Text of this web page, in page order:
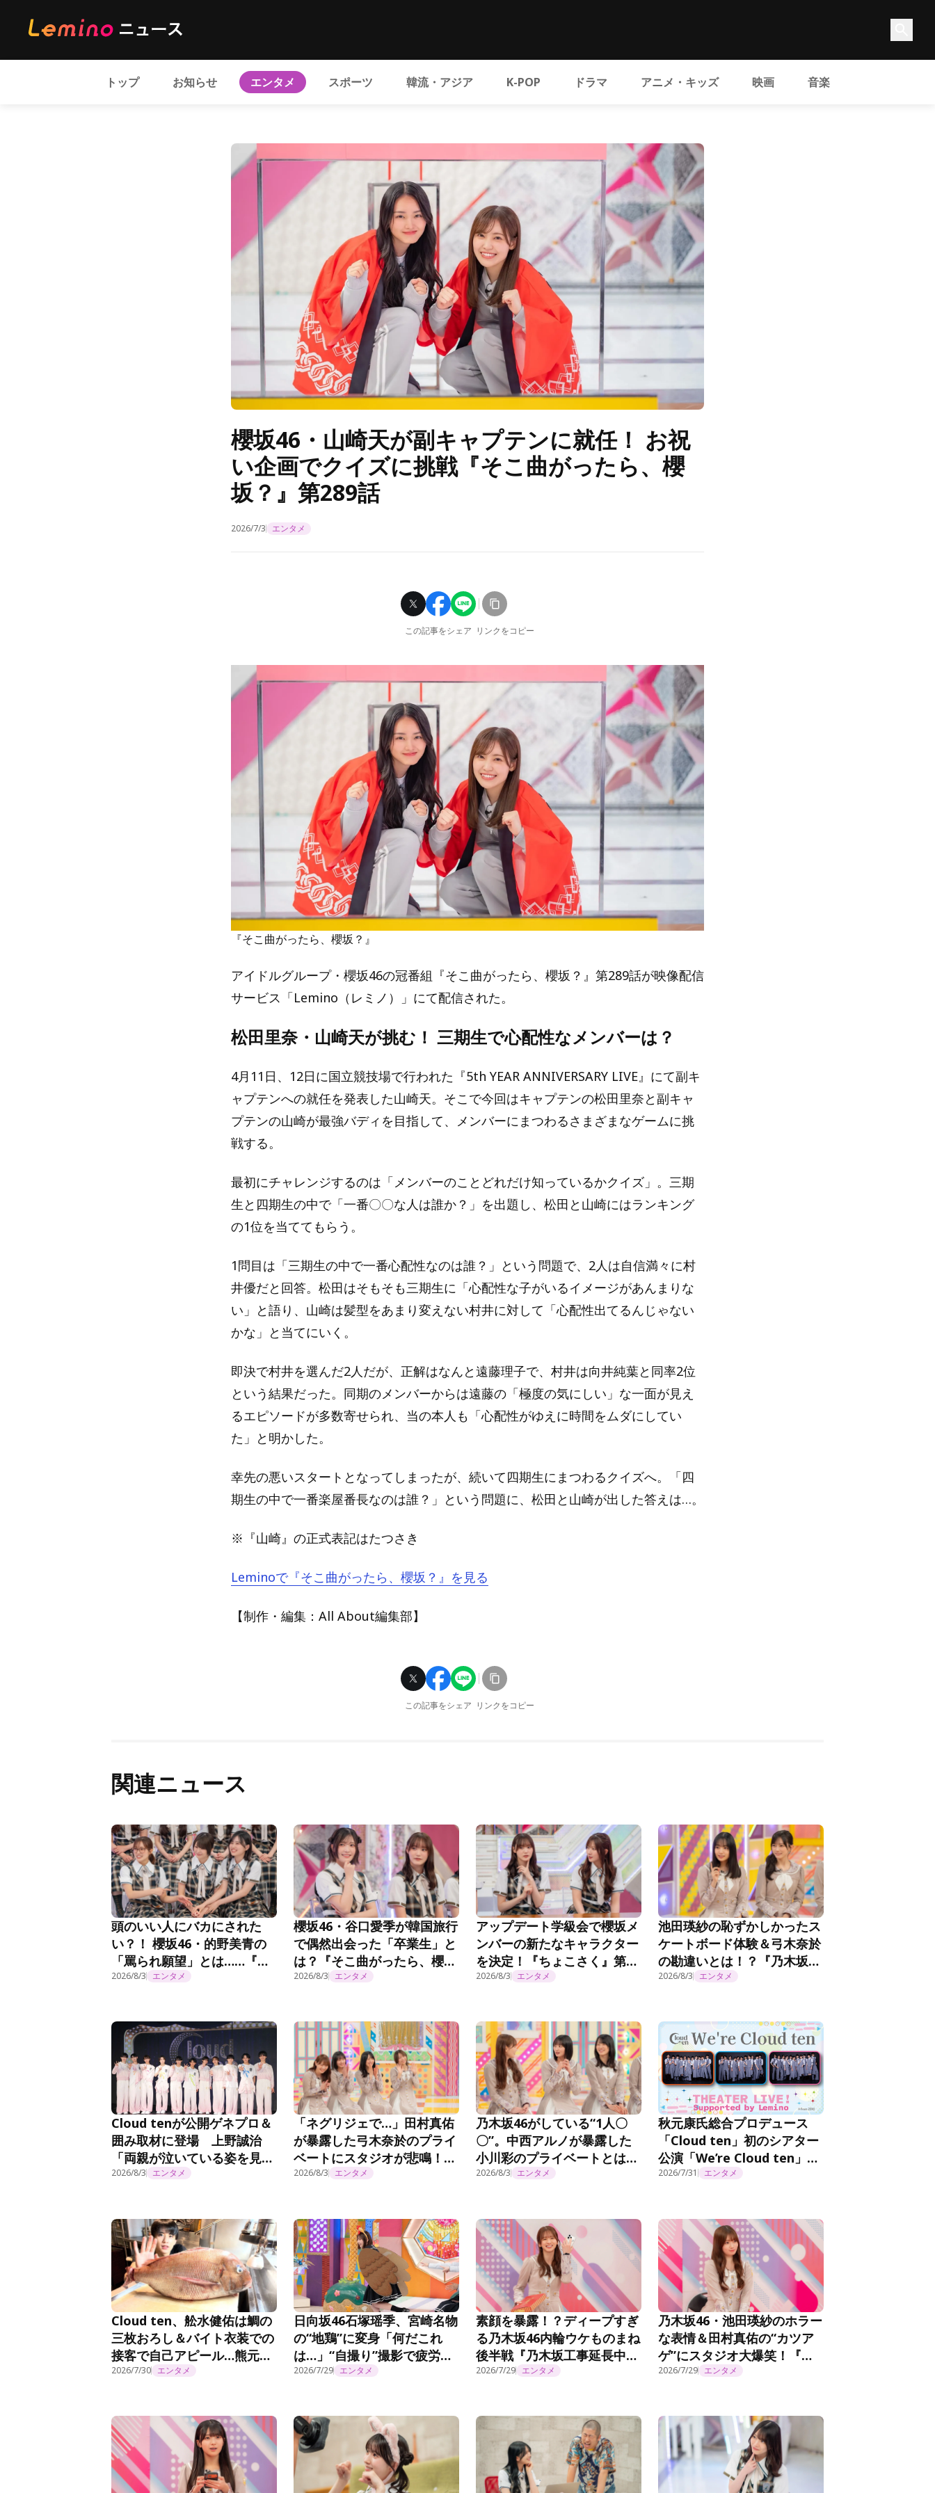
トップ お知らせ エンタメ スポーツ 韓流・アジア K-POP ドラマ アニメ・キッズ 映画 音楽
櫻坂46・山崎天が副キャプテンに就任！ お祝
い企画でクイズに挑戦『そこ曲がったら、櫻
坂？』第289話
2026/7/3 エンタメ
この記事をシェア リンクをコピー
『そこ曲がったら、櫻坂？』
アイドルグループ・櫻坂46の冠番組『そこ曲がったら、櫻坂？』第289話が映像配信
サービス「Lemino（レミノ）」にて配信された。
松田里奈・山崎天が挑む！ 三期生で心配性なメンバーは？
4月11日、12日に国立競技場で行われた『5th YEAR ANNIVERSARY LIVE』にて副キ
ャプテンへの就任を発表した山崎天。そこで今回はキャプテンの松田里奈と副キャ
プテンの山崎が最強バディを目指して、メンバーにまつわるさまざまなゲームに挑
戦する。
最初にチャレンジするのは「メンバーのことどれだけ知っているかクイズ」。三期
生と四期生の中で「一番〇〇な人は誰か？」を出題し、松田と山崎にはランキング
の1位を当ててもらう。
1問目は「三期生の中で一番心配性なのは誰？」という問題で、2人は自信満々に村
井優だと回答。松田はそもそも三期生に「心配性な子がいるイメージがあんまりな
い」と語り、山崎は髪型をあまり変えない村井に対して「心配性出てるんじゃない
かな」と当てにいく。
即決で村井を選んだ2人だが、正解はなんと遠藤理子で、村井は向井純葉と同率2位
という結果だった。同期のメンバーからは遠藤の「極度の気にしい」な一面が見え
るエピソードが多数寄せられ、当の本人も「心配性がゆえに時間をムダにしてい
た」と明かした。
幸先の悪いスタートとなってしまったが、続いて四期生にまつわるクイズへ。「四
期生の中で一番楽屋番長なのは誰？」という問題に、松田と山崎が出した答えは…。
※『山崎』の正式表記はたつさき
Leminoで『そこ曲がったら、櫻坂？』を見る
【制作・編集：All About編集部】
この記事をシェア リンクをコピー
関連ニュース
頭のいい人にバカにされた
い？！ 櫻坂46・的野美青の
「罵られ願望」とは……『そ
こ曲がったら、櫻坂？』第
2026/8/3 エンタメ
櫻坂46・谷口愛季が韓国旅行
で偶然出会った「卒業生」と
は？『そこ曲がったら、櫻
坂？』第294話
2026/8/3 エンタメ
アップデート学級会で櫻坂メ
ンバーの新たなキャラクター
を決定！『ちょこさく』第
294話
2026/8/3 エンタメ
池田瑛紗の恥ずかしかったス
ケートボード体験＆弓木奈於
の勘違いとは！？『乃木坂工
事延長中』#570
2026/8/3 エンタメ
Cloud tenが公開ゲネプロ＆
囲み取材に登場 上野誠治
「両親が泣いている姿を見た
ら感極まってしまいました」
2026/8/3 エンタメ
「ネグリジェで…」田村真佑
が暴露した弓木奈於のプライ
ベートにスタジオが悲鳴！？
『乃木坂工事延長中』#570
2026/8/3 エンタメ
乃木坂46がしている“1人〇
〇”。中西アルノが暴露した
小川彩のプライベートとは…
『乃木坂工事延長中』#570
2026/8/3 エンタメ
秋元康氏総合プロデュース
「Cloud ten」初のシアター
公演「We’re Cloud ten」を
Leminoプレミアムで独占見
2026/7/31 エンタメ
Cloud ten、舩水健佑は鯛の
三枚おろし＆バイト衣装での
接客で自己アピール…熊元プ
ロレスが「かわいい！」絶賛
2026/7/30 エンタメ
日向坂46石塚瑶季、宮崎名物
の“地鶏”に変身「何だこれ
は…」“自撮り”撮影で疲労困
ぱい＜まだまだ！日向坂で会
2026/7/29 エンタメ
素顔を暴露！？ディープすぎ
る乃木坂46内輪ウケものまね
後半戦『乃木坂工事延長中』
#572
2026/7/29 エンタメ
乃木坂46・池田瑛紗のホラー
な表情＆田村真佑の“カツア
ゲ”にスタジオ大爆笑！『乃
木坂工事延長中』#572
2026/7/29 エンタメ